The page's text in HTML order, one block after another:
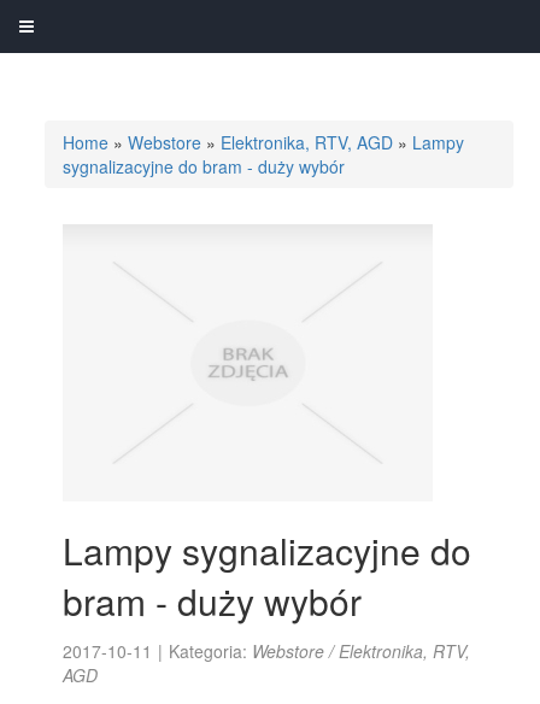
Home »Webstore » Elektronika, RTV, AGD » Lampy
sygnalizacyjne do bram - duży wybór
Lampy sygnalizacyjne do
bram - duży wybór
2017-10-11 | Kategoria: Webstore / Elektronika, RTV,
AGD